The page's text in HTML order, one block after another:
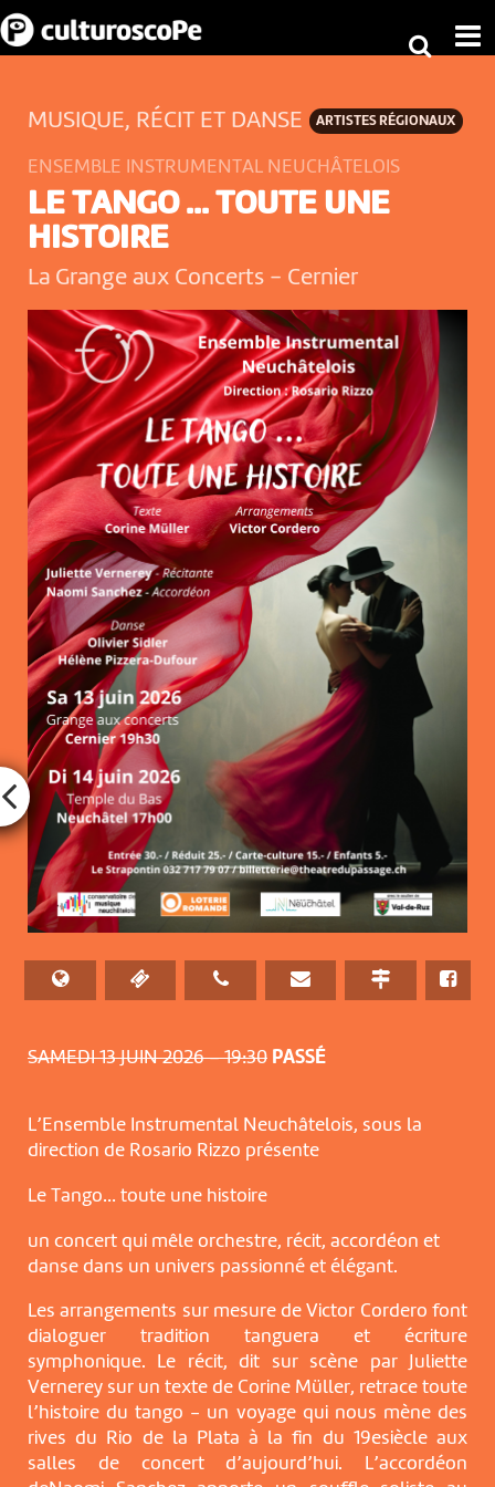
SAMEDI 13 JUIN 2026 – 19:30 PASSÉ
ARTISTES RÉGIONAUX
MUSIQUE, RÉCIT ET DANSE
ENSEMBLE INSTRUMENTAL NEUCHÂTELOIS
LE TANGO ... TOUTE UNE
HISTOIRE
La Grange aux Concerts - Cernier
L’Ensemble Instrumental Neuchâtelois, sous la
direction de Rosario Rizzo présente
Le Tango… toute une histoire
un concert qui mêle orchestre, récit, accordéon et
danse dans un univers passionné et élégant.
Les arrangements sur mesure de Victor Cordero font
dialoguer tradition tanguera et écriture
symphonique. Le récit, dit sur scène par Juliette
Vernerey sur un texte de Corine Müller, retrace toute
l’histoire du tango - un voyage qui nous mène des
rives du Rio de la Plata à la fin du 19esiècle aux
salles de concert d’aujourd’hui. L’accordéon